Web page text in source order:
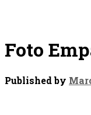
Foto
Published by